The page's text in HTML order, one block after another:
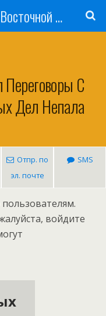
Каталог новостей Юго-Восточной Азии, Австралии и Океании
С
Дел Непала
Отпр. по
эл. почте
SMS
войдите